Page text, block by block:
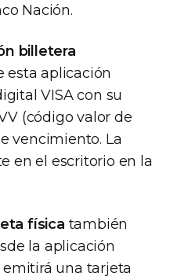
Nación.
billetera
esta aplicación
VISA con su
(código valor de
vencimiento. La
en el escritorio en la
física también
la aplicación
emitirá una tarjeta